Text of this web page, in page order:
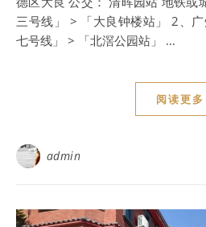
三号线」 > 「大良钟楼站」 2、
七号线」 > 「北滘公园站」 …
阅读更多
admin